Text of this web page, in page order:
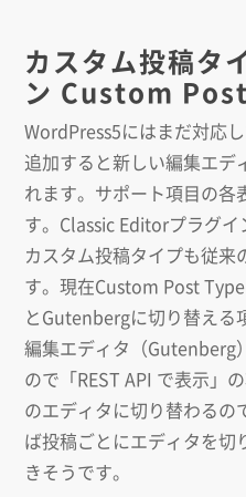
カスタム投稿タ
ン Custom
WordPress5にはまだ対応
追加すると新しい編集エ
れます。サポート項目の各
す。Classic Editorプラグ
カスタム投稿タイプも従来
す。現在Custom Post
とGutenbergに切り替える
編集エディタ（Gutenberg
ので「REST API で表示」
のエディタに切り替わるの
ば投稿ごとにエディタを切
きそうです。